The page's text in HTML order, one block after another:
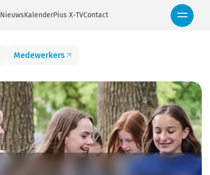
NieuwsKalenderPius X-TVContact
Medewerkers